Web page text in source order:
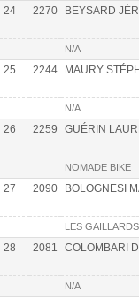
24 2270 BEYSARD
N/A
25 2244 MAURY
N/A
26 2259 GUÉRIN
NOMADE BIKE
27 2090 BOLOGNESI
LES GAILLARDS
28 2081 COLOMBARI
N/A